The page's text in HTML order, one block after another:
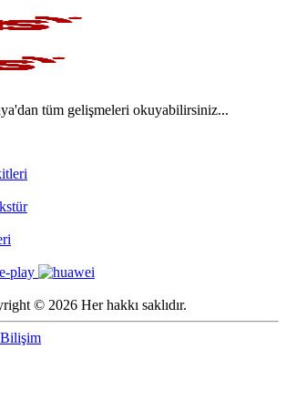
tüm gelişmeleri okuyabilirsiniz...
© 2026 Her hakkı saklıdır.